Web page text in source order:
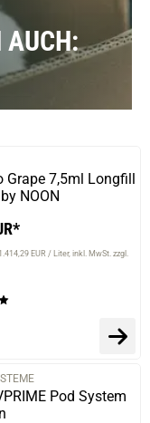
AUCH:
Grape 7,5ml Longfill
NOON
EUR / Liter inkl. MwSt. zzgl.
Pod System